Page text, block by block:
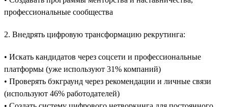
профессиональные сообщества
2. Внедрять цифровую трансформацию рекрутинга:
• Искать кандидатов через соцсети и профессиональные
платформы (уже используют 31% компаний)
• Проверять бэкграунд через рекомендации и личные связи
(используют 46% работодателей)